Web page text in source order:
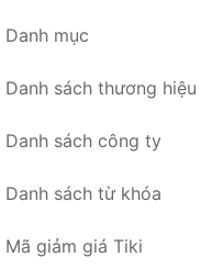
Danh mục
Danh sách thương hiệu
Danh sách công ty
Danh sách từ khóa
Mã giảm giá Tiki